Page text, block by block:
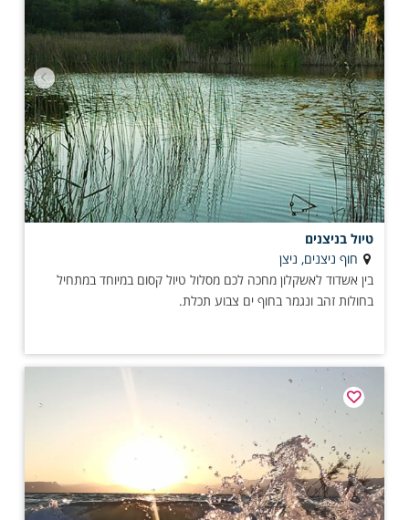
טיול בניצנים
חוף ניצנים, ניצן
בין אשדוד לאשקלון מחכה לכם מסלול טיול קסום במיוחד במתחיל
בחולות זהב ונגמר בחוף ים צבוע תכלת.